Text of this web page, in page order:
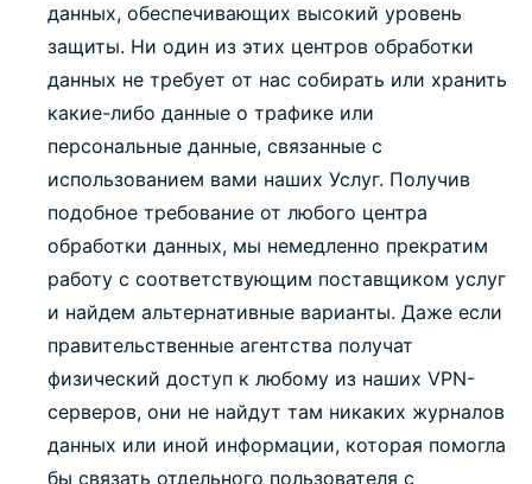
данных, обеспечивающих высокий уровень
защиты. Ни один из этих центров обработки
данных не требует от нас собирать или хранить
какие-либо данные о трафике или
персональные данные, связанные с
использованием вами наших Услуг. Получив
подобное требование от любого центра
обработки данных, мы немедленно прекратим
работу с соответствующим поставщиком услуг
и найдем альтернативные варианты. Даже если
правительственные агентства получат
физический доступ к любому из наших VPN-
серверов, они не найдут там никаких журналов
данных или иной информации, которая помогла
бы связать отдельного пользователя с